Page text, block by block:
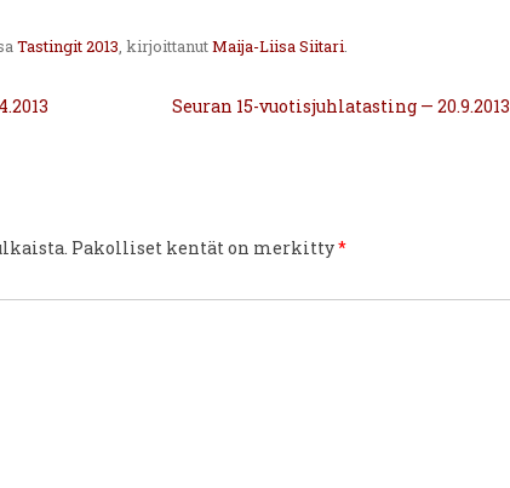
Tastingit 2013, kirjoittanutMaija-Liisa Siitari.
Seuran 15-vuotisjuhlatasting — 20.9.2013
Pakolliset kentät on merkitty*